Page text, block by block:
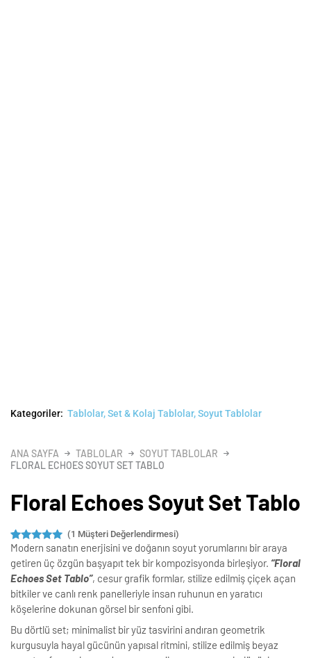
Kategoriler: Tablolar,Set & Kolaj Tablolar,Soyut Tablolar
ANA SAYFA TABLOLAR
SOYUT TABLOLAR
FLORAL ECHOES SOYUT SET TABLO
Floral Echoes Soyut Set Tablo
1
müşteri
puanına
dayanarak 5
üzerinden
5.00puan
aldı
(1 Müşteri Değerlendirmesi)
Modern sanatın enerjisini ve doğanın soyut yorumlarını bir araya
getiren üç özgün başyapıt tek bir kompozisyonda birleşiyor. “Floral
Echoes Set Tablo”, cesur grafik formlar, stilize edilmiş çiçek açan
bitkiler ve canlı renk panelleriyle insan ruhunun en yaratıcı
köşelerine dokunan görsel bir senfoni gibi.
Bu dörtlü set; minimalist bir yüz tasvirini andıran geometrik
kurgusuyla hayal gücünün yapısal ritmini, stilize edilmiş beyaz